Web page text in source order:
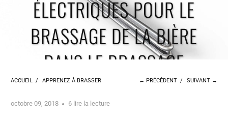
ÉLECTRIQUES POUR LE
BRASSAGE DE LA BIÈRE
DANS LE BRASSAGE
AMATEUR
ACCUEIL / APPRENEZ À BRASSER ← PRÉCÉDENT / SUIVANT →
octobre 09, 2018 6 lire la lecture